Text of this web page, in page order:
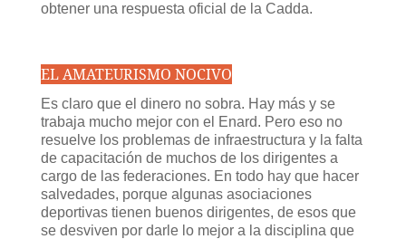
obtener una respuesta oficial de la Cadda.
EL AMATEURISMO NOCIVO
Es claro que el dinero no sobra. Hay más y se
trabaja mucho mejor con el Enard. Pero eso no
resuelve los problemas de infraestructura y la falta
de capacitación de muchos de los dirigentes a
cargo de las federaciones. En todo hay que hacer
salvedades, porque algunas asociaciones
deportivas tienen buenos dirigentes, de esos que
se desviven por darle lo mejor a la disciplina que